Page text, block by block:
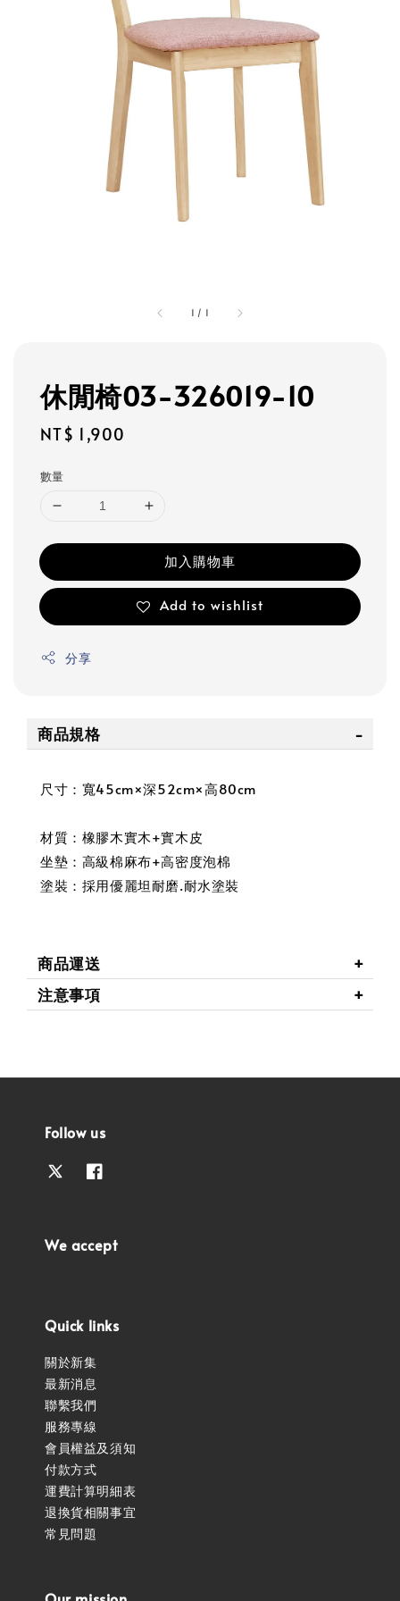
1 / 1
休閒椅03-326019-10
Regular
NT$ 1,900
數量
加入購物車
Add to wishlist
分享
商品規格
尺寸：寬45cm×深52cm×高80cm
材質：橡膠木實木+實木皮
坐墊：高級棉麻布+高密度泡棉
塗裝：採用優麗坦耐磨.耐水塗裝
商品運送
注意事項
Follow us
We accept
Quick links
關於新集
最新消息
聯繫我們
服務專線
會員權益及須知
付款方式
運費計算明細表
退換貨相關事宜
常見問題